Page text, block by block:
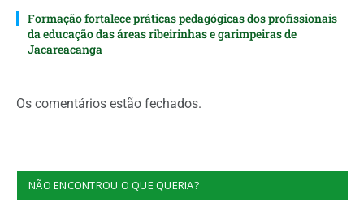
Formação fortalece práticas pedagógicas dos profissionais
da educação das áreas ribeirinhas e garimpeiras de
Jacareacanga
Os comentários estão fechados.
NÃO ENCONTROU O QUE QUERIA?